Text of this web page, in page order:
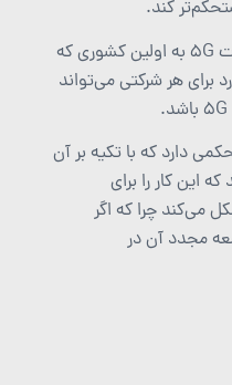
به عقیده کارشناسان عرضه تجهیزات 5G به اولین کشوری که
برای هر شرکتی می‌تواند
دارد که با تکیه بر آن
این کار را برای
می‌کند چرا که اگر
مجدد آن در